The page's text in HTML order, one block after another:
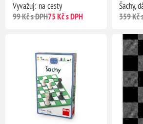
Vyvažuj: na cesty
99 Kč s DPH75 Kč s DPH
Šachy,
359 Kč